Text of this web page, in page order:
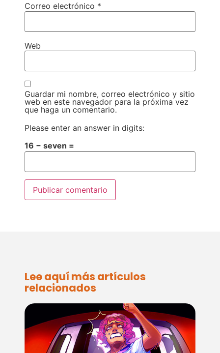
Lee aquí más artículos
relacionados
Correo electrónico *
Web
Guardar mi nombre, correo electrónico y sitio
web en este navegador para la próxima vez
que haga un comentario.
Please enter an answer in digits:
16 − seven =